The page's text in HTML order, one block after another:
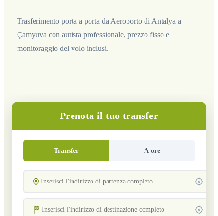
Trasferimento porta a porta da Aeroporto di Antalya a
Çamyuva con autista professionale, prezzo fisso e
monitoraggio del volo inclusi.
Prenota il tuo transfer
Transfer A ore